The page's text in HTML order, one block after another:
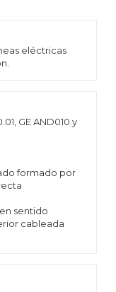
eléctricas
GE AND010 y
formado por
sentido
cableada